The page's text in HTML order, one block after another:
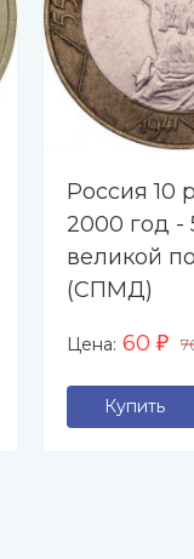
Россия 10
2000 год -
великой
(СПМД)
Цена: 60 ₽
Купить